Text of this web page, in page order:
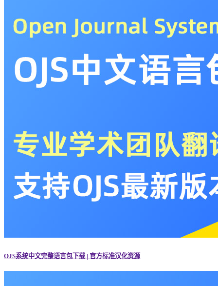
OJS系统中文完整语言包下载 | 官方标准汉化资源